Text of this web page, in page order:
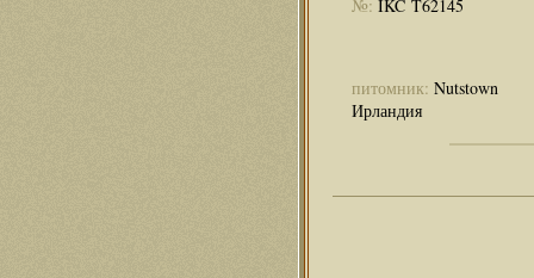
№: IKC T62145
питомник: Nutstown
Ирландия